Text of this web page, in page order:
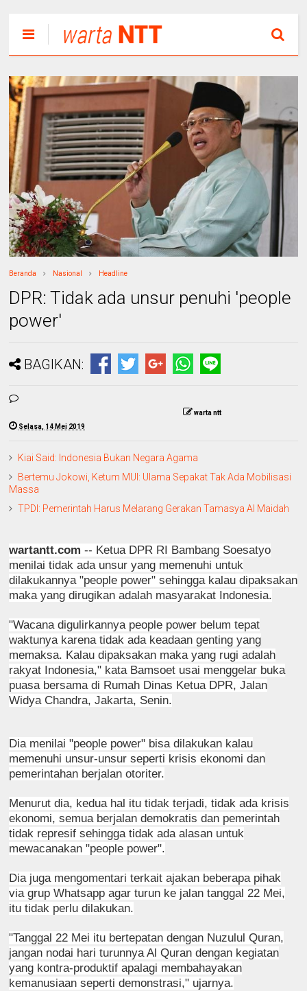
Beranda Nasional Headline
DPR: Tidak ada unsur penuhi 'people
power'
BAGIKAN:
warta ntt
Selasa, 14 Mei 2019
Kiai Said: Indonesia Bukan Negara Agama
Bertemu Jokowi, Ketum MUI: Ulama Sepakat Tak Ada Mobilisasi
Massa
TPDI: Pemerintah Harus Melarang Gerakan Tamasya Al Maidah
wartantt.com -- Ketua DPR RI Bambang Soesatyo
menilai tidak ada unsur yang memenuhi untuk
dilakukannya "people power" sehingga kalau dipaksakan
maka yang dirugikan adalah masyarakat Indonesia.
"Wacana digulirkannya people power belum tepat
waktunya karena tidak ada keadaan genting yang
memaksa. Kalau dipaksakan maka yang rugi adalah
rakyat Indonesia," kata Bamsoet usai menggelar buka
puasa bersama di Rumah Dinas Ketua DPR, Jalan
Widya Chandra, Jakarta, Senin.
Dia menilai "people power" bisa dilakukan kalau
memenuhi unsur-unsur seperti krisis ekonomi dan
pemerintahan berjalan otoriter.
Menurut dia, kedua hal itu tidak terjadi, tidak ada krisis
ekonomi, semua berjalan demokratis dan pemerintah
tidak represif sehingga tidak ada alasan untuk
mewacanakan "people power".
Dia juga mengomentari terkait ajakan beberapa pihak
via grup Whatsapp agar turun ke jalan tanggal 22 Mei,
itu tidak perlu dilakukan.
"Tanggal 22 Mei itu bertepatan dengan Nuzulul Quran,
jangan nodai hari turunnya Al Quran dengan kegiatan
yang kontra-produktif apalagi membahayakan
kemanusiaan seperti demonstrasi," ujarnya.